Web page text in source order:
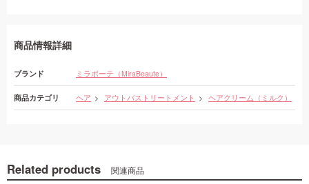
商品情報詳細
ブランド ミラボーテ（MiraBeaute）
商品カテゴリ ヘア アウトバストリートメント ヘアクリーム（ミルク）
Related products 関連商品